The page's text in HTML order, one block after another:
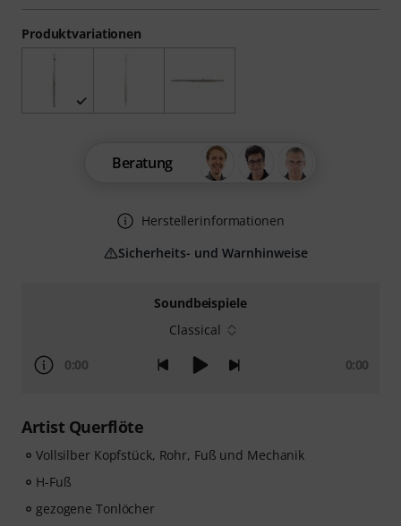
Soundbeispiele
Classical
0:00 0:00
Artist Querflöte
Vollsilber Kopfstück, Rohr, Fuß und Mechanik
H-Fuß
gezogene Tonlöcher
Produktvariationen
Beratung
Herstellerinformationen
Sicherheits- und Warnhinweise